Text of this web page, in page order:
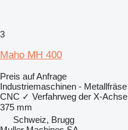
3
Maho MH 400
Preis auf Anfrage
Industriemaschinen - Metallfräse
CNC ✓ Verfahrweg der X-Achse
375 mm
Schweiz, Brugg